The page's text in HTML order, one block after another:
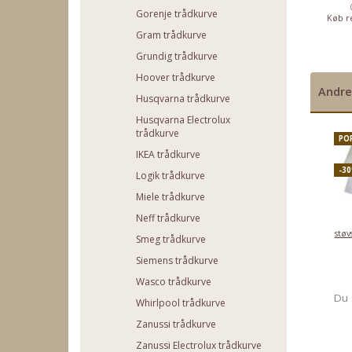
Gorenje trådkurve
Gram trådkurve
Grundig trådkurve
Hoover trådkurve
Husqvarna trådkurve
Husqvarna Electrolux
trådkurve
IKEA trådkurve
Logik trådkurve
Miele trådkurve
Neff trådkurve
Smeg trådkurve
Siemens trådkurve
Wasco trådkurve
Whirlpool trådkurve
Zanussi trådkurve
Zanussi Electrolux trådkurve
Køb rentefrit op til
2000,-
Køb rentefrit op til
Køb
-
Du